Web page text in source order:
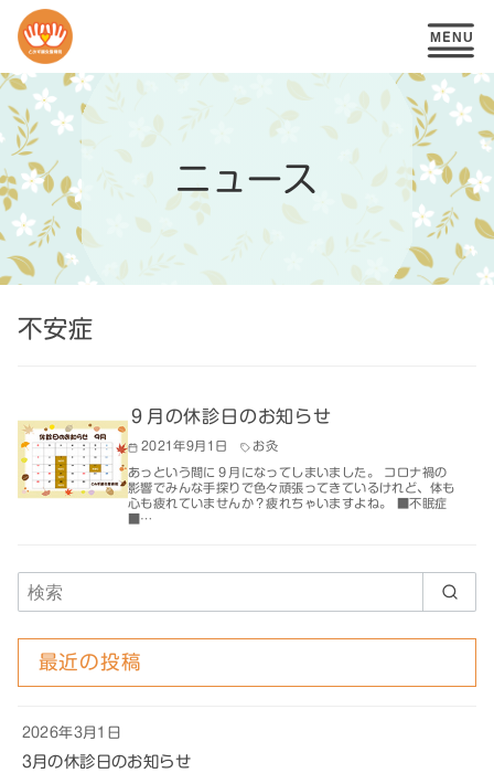
コ
ン
テ
ン
ツ
へ
ニュース
不安症
９月の休診日のお知らせ
2021年9月1日 お灸
あっという間に９月になってしまいました。 コロナ禍の
影響でみんな手探りで色々頑張ってきているけれど、体も
心も疲れていませんか？疲れちゃいますよね。 ■不眠症
■…
最近の投稿
3月の休診日のお知らせ
2026年3月1日